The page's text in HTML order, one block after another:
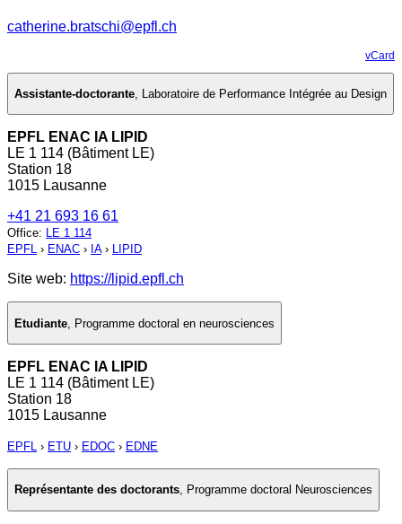
catherine.bratschi@epfl.ch
vCard
Assistante-doctorante, Laboratoire de Performance Intégrée au Design
EPFL ENAC IA LIPID
LE 1 114 (Bâtiment LE)
Station 18
1015 Lausanne
+41 21 693 16 61
Office: LE 1 114
EPFL › ENAC › IA› LIPID
Site web: https://lipid.epfl.ch
Etudiante Programme doctoral en neurosciences
EPFL ENAC IA LIPID
LE 1 114 (Bâtiment LE)
Station 18
1015 Lausanne
EPFL › ETU › EDOC › EDNE
Représentante des doctorants, Programme doctoral Neurosciences